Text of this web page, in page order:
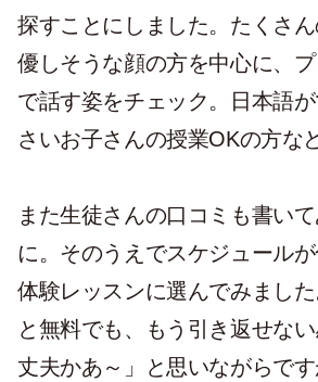
探すことにしました。たくさ
優しそうな顔の方を中心に、
で話す姿をチェック。日本語
さいお子さんの授業OKの方な
また生徒さんの口コミも書い
に。そのうえでスケジュール
体験レッスンに選んでみまし
と無料でも、もう引き返せな
丈夫かあ～」と思いながらで